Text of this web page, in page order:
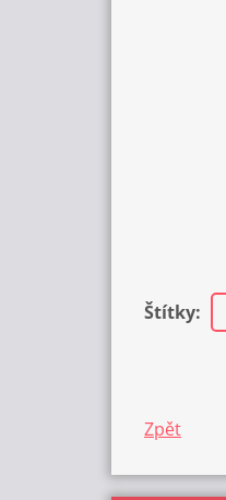
Štítky:
Zpět